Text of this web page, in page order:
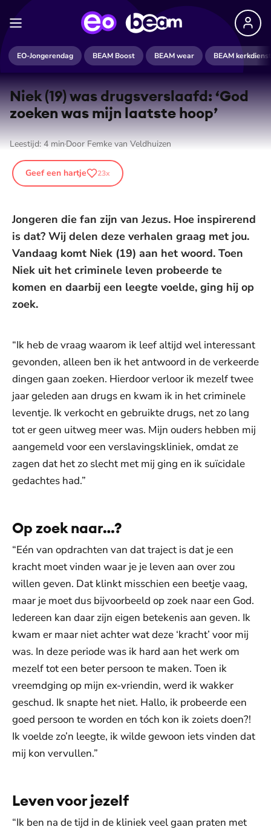
EO-Jongerendag BEAM Boost BEAM wear BEAM kerkdienst
Niek (19) was drugs­ver­slaafd: ‘God
zoeken was mijn laatste hoop’
Leestijd:4minDoorFemke van Veldhuizen
Geef een hartje 23x
Jongeren die fan zijn van Jezus. Hoe inspirerend
is dat? Wij delen deze verhalen graag met jou.
Vandaag komt Niek (19) aan het woord. Toen
Niek uit het criminele leven probeerde te
komen en daarbij een leegte voelde, ging hij op
zoek.
“Ik heb de vraag waarom ik leef altijd wel interessant
gevonden, alleen ben ik het antwoord in de verkeerde
dingen gaan zoeken. Hierdoor verloor ik mezelf twee
jaar geleden aan drugs en kwam ik in het criminele
leventje. Ik verkocht en gebruikte drugs, net zo lang
tot er geen uitweg meer was. Mijn ouders hebben mij
aangemeld voor een verslavingskliniek, omdat ze
zagen dat het zo slecht met mij ging en ik suïcidale
gedachtes had.”
Op zoek naar…?
“Eén van opdrachten van dat traject is dat je een
kracht moet vinden waar je je leven aan over zou
willen geven. Dat klinkt misschien een beetje vaag,
maar je moet dus bijvoorbeeld op zoek naar een God.
Iedereen kan daar zijn eigen betekenis aan geven. Ik
kwam er maar niet achter wat deze ‘kracht’ voor mij
was. In deze periode was ik hard aan het werk om
mezelf tot een beter persoon te maken. Toen ik
vreemdging op mijn ex-vriendin, werd ik wakker
geschud. Ik snapte het niet. Hallo, ik probeerde een
goed persoon te worden en tóch kon ik zoiets doen?!
Ik voelde zo’n leegte, ik wilde gewoon iets vinden dat
mij kon vervullen.”
Leven voor jezelf
“Ik ben na de tijd in de kliniek veel gaan praten met